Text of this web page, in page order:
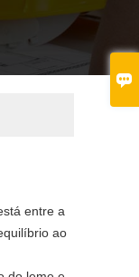

entre a
ao